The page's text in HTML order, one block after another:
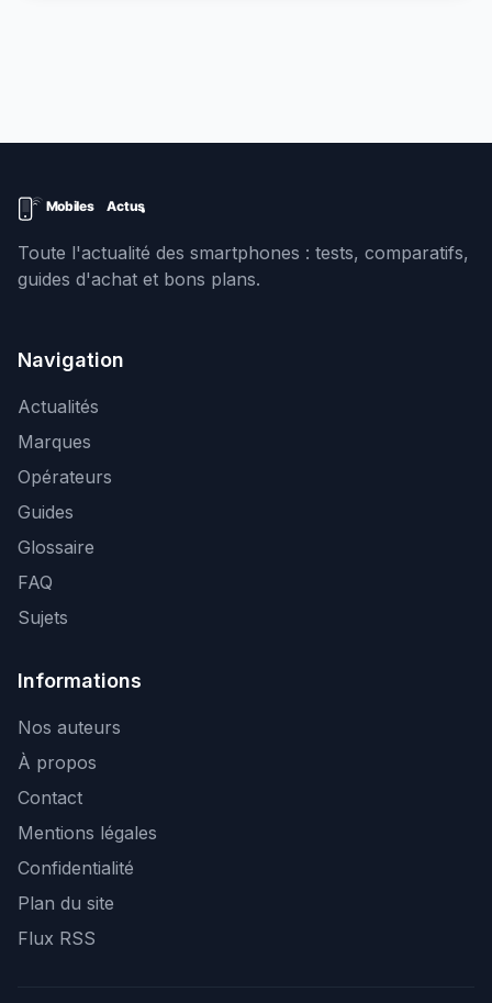
Toute l'actualité des smartphones : tests, comparatifs,
guides d'achat et bons plans.
Navigation
Actualités
Marques
Opérateurs
Guides
Glossaire
FAQ
Sujets
Informations
Nos auteurs
À propos
Contact
Mentions légales
Confidentialité
Plan du site
Flux RSS